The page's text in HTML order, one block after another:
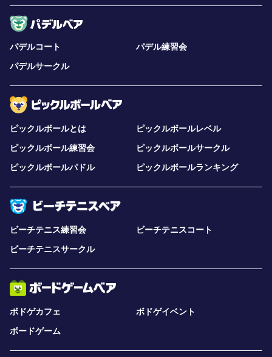
パデルコート
パデル練習会
パデルサークル
ピックルボールとは
ピックルボールレベル
ピックルボール練習会
ピックルボールサークル
ピックルボールパドル
ピックルボールランキング
ビーチテニス練習会
ビーチテニスコート
ビーチテニスサークル
ボドゲカフェ
ボドゲイベント
ボードゲーム